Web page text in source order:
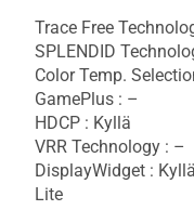
Trace Free
SPLENDID
Color Temp.
GamePlus : –
HDCP : Kyllä
VRR Technology : –
DisplayWidget :
Lite